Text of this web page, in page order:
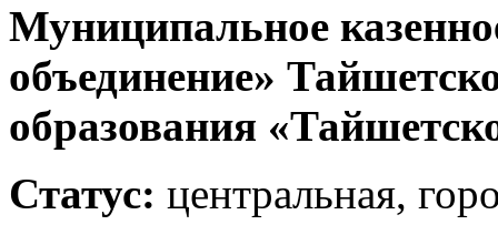
Муниципальное
объединение»
образования
Статус: центральная,